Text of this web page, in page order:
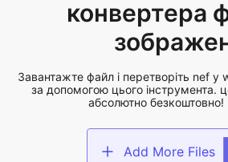
Завантажте файл і перетворіть nef у
за допомогою цього інструмента.
абсолютно безкоштовно!
Add More Files